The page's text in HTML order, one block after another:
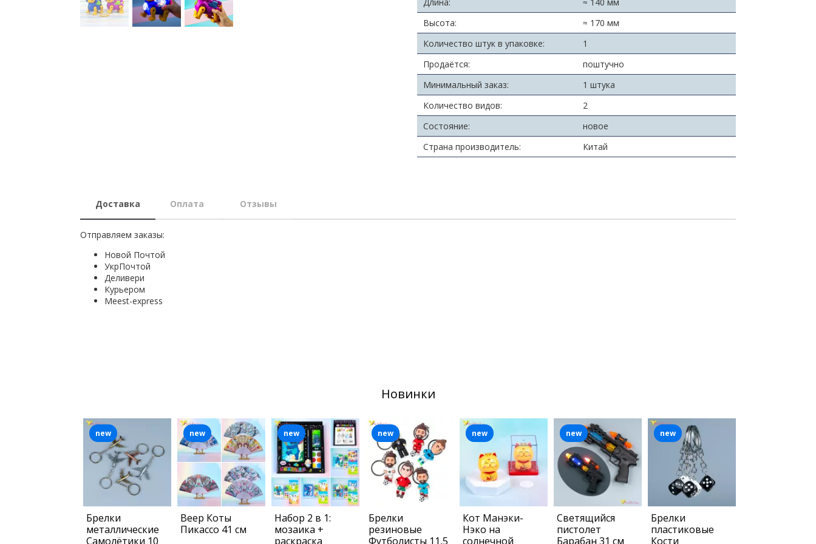
Высота:
≈ 170 мм
Количество штук в упаковке:
1
Продаётся:
поштучно
Минимальный заказ:
1 штука
Количество видов:
2
Состояние:
новое
Страна производитель:
Китай
Доставка Оплата Отзывы
Отправляем заказы:
Новой Почтой
УкрПочтой
Деливери
Курьером
Мeest-express
Новинки
Брелки
металлические
Самолётики 10
new
Веер Коты
Пикассо 41 см
new
Набор 2 в 1:
мозаика +
раскраска
new
Брелки
резиновые
Футболисты 11,5
new
Кот Манэки-
Нэко на
солнечной
new
Светящийся
пистолет
Барабан 31 см
new
Брелки
пластиковые
Кости
new